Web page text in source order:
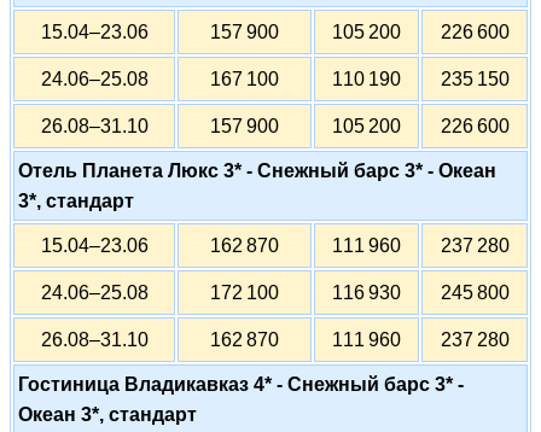
15.04–23.06 157 900 105 200 226 600
24.06–25.08 167 100 110 190 235 150
26.08–31.10 157 900 105 200 226 600
Отель Планета Люкс 3* - Снежный барс 3* - Океан
3*, стандарт
15.04–23.06 162 870 111 960 237 280
24.06–25.08 172 100 116 930 245 800
26.08–31.10 162 870 111 960 237 280
Гостиница Владикавказ 4* - Снежный барс 3* -
Океан 3*, стандарт